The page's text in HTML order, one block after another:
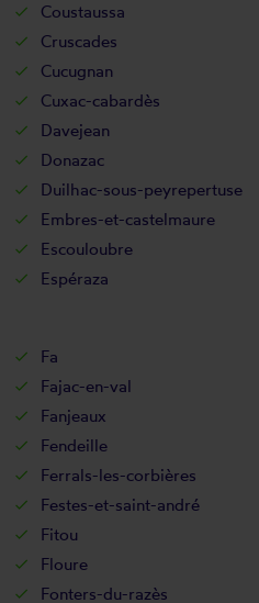
Coustaussa
Cruscades
Cucugnan
Cuxac-cabardès
Davejean
Donazac
Duilhac-sous-peyrepertuse
Embres-et-castelmaure
Escouloubre
Espéraza
Fa
Fajac-en-val
Fanjeaux
Fendeille
Ferrals-les-corbières
Festes-et-saint-andré
Fitou
Floure
Fonters-du-razès